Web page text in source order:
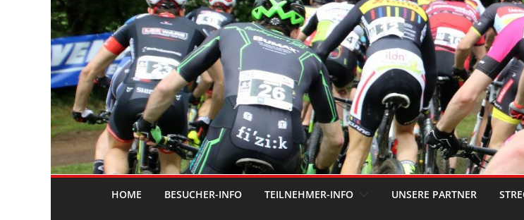
HOME BESUCHER-INFO TEILNEHMER-INFO UNSERE PARTNER